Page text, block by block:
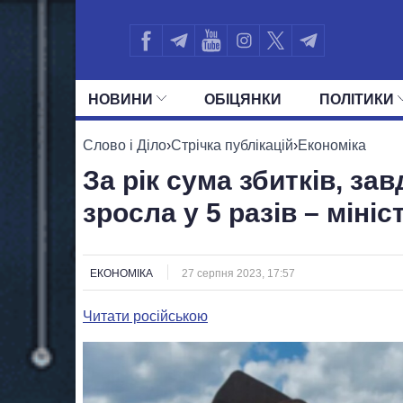
НОВИНИ ОБIЦЯНКИ ПОЛIТИКИ
УСІ ПОЛІТИКИ ПРЕЗИДЕНТ І ОФІС
Слово і Діло›Стрічка публікацій›Економіка
За рік сума збитків,
зросла у 5 разів –
ЕКОНОМІКА 27 серпня 2023, 17:57
Читати російською